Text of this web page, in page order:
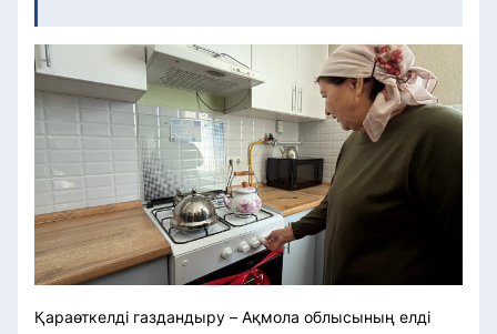
Қараөткелді газдандыру – Ақмола облысының елді